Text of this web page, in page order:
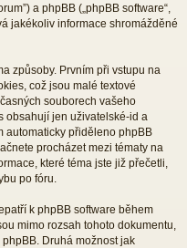
a phpBB („phpBB software“,
jakékoliv informace shromážděné
způsoby. Prvním při vstupu na
což jsou malé textové
souborech vašeho
obsahují jen uživatelské-id a
automaticky přiděleno phpBB
procházet mezi tématy na
které téma jste již přečetli,
po fóru.
k phpBB software během
mimo rozsah tohoto dokumentu,
Druhá možnost jak